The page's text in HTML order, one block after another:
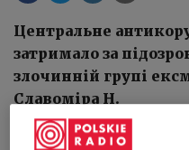
Центральне
затримало за
злочинній групі
Славоміра Н.